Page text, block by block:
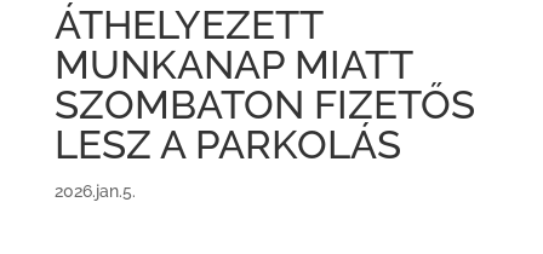
ÁTHELYEZETT
MUNKANAP MIATT
SZOMBATON FIZETŐS
LESZ A PARKOLÁS
2026.jan.5.